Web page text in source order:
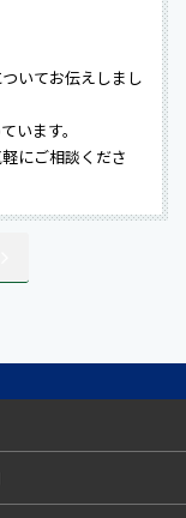
いてお伝えしまし
います。
にご相談くださ